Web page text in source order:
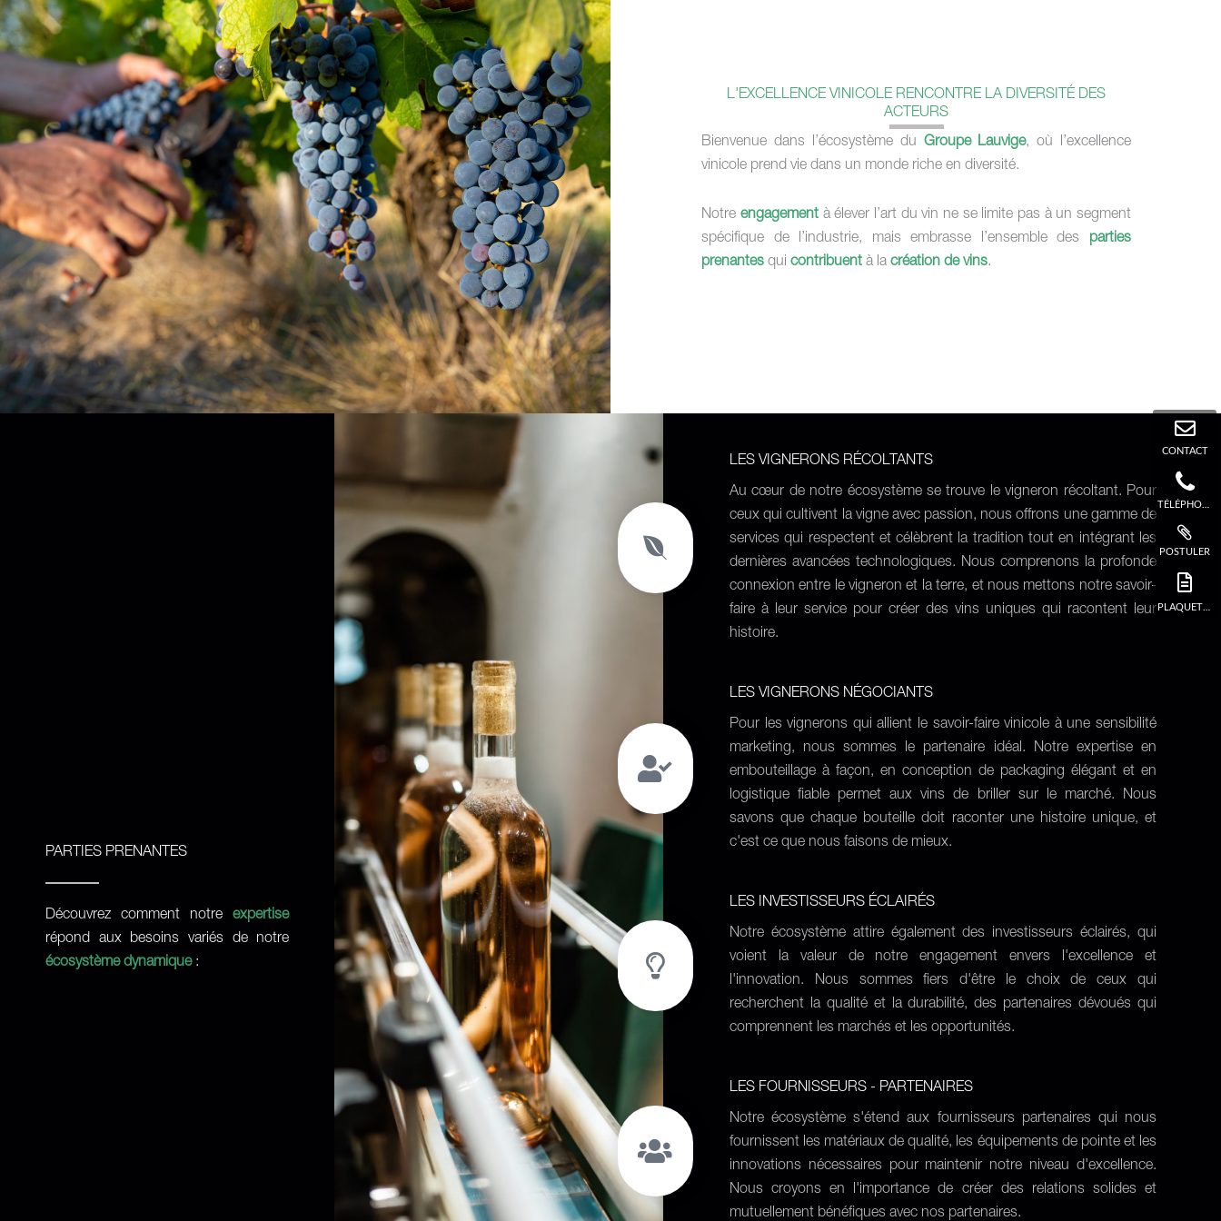
L'EXCELLENCE VINICOLE RENCONTRE LA DIVERSITÉ DES
ACTEURS
Bienvenue dans l’écosystème du Groupe Lauvige, où l’excellence
vinicole prend vie dans un monde riche en diversité.
Notreengagement à élever l’art du vin ne se limite pas à un segment
spécifique de l’industrie, mais embrasse l’ensemble des
parties
prenantes quicontribuent à lacréation de vins.
PARTIES PRENANTES
Découvrez comment notreexpertise
répond aux besoins variés de notre
écosystème dynamique:
LES VIGNERONS RÉCOLTANTS
Au cœur de notre écosystème se trouve le vigneron récoltant. Pour
ceux qui cultivent la vigne avec passion, nous offrons une gamme de
services qui respectent et célèbrent la tradition tout en intégrant les
dernières avancées technologiques. Nous comprenons la profonde
connexion entre le vigneron et la terre, et nous mettons notre savoir-
faire à leur service pour créer des vins uniques qui racontent leur
histoire.
LES VIGNERONS NÉGOCIANTS
Pour les vignerons qui allient le savoir-faire vinicole à une sensibilité
marketing, nous sommes le partenaire idéal. Notre expertise en
embouteillage à façon, en conception de packaging élégant et en
logistique fiable permet aux vins de briller sur le marché. Nous
savons que chaque bouteille doit raconter une histoire unique, et
c'est ce que nous faisons de mieux.
LES INVESTISSEURS ÉCLAIRÉS
Notre écosystème attire également des investisseurs éclairés, qui
voient la valeur de notre engagement envers l'excellence et
l'innovation. Nous sommes fiers d'être le choix de ceux qui
recherchent la qualité et la durabilité, des partenaires dévoués qui
comprennent les marchés et les opportunités.
LES FOURNISSEURS - PARTENAIRES
Notre écosystème s'étend aux fournisseurs partenaires qui nous
fournissent les matériaux de qualité, les équipements de pointe et les
innovations nécessaires pour maintenir notre niveau d'excellence.
Nous croyons en l'importance de créer des relations solides et
mutuellement bénéfiques avec nos partenaires.
CONTACT
TÉLÉPHONE
POSTULER
PLAQUETTE